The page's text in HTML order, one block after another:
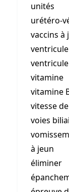
unités
urétéro-
vaccins à
vitamine
vitamine
vitesse
voies
à jeun
éliminer